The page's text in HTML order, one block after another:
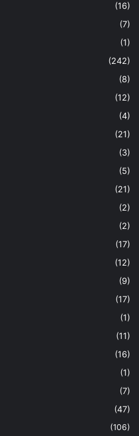
(16)
(7)
(1)
(242)
(8)
(12)
(4)
(21)
(3)
(5)
(21)
(2)
(2)
(17)
(12)
(9)
(17)
(1)
(11)
(16)
(1)
(7)
(47)
(106)